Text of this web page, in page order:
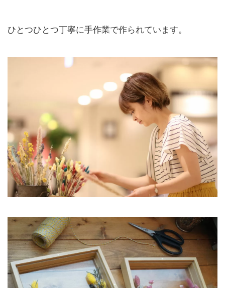
ひとつひとつ丁寧に手作業で作られています。